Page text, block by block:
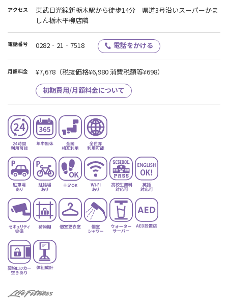
アクセス
東武日光線新栃木駅から徒歩14分 県道3号沿いスーパーかま
しん栃木平柳店隣
電話番号 0282‐21‐7518 電話をかける
月額料金 ¥7,678 （税抜価格¥6,980 消費税額等¥698）
初期費用/月額料金について